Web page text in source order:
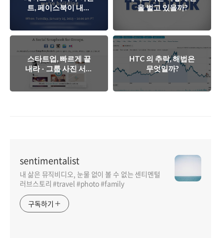
트, 페이스북이 내놓
을 새로운 무기는?
을 벌고 있을까?
스타트업, 빠르게 끝
내라 - 그룹 사진 서비
스 Irrive 서비스 종료
HTC 의 추락, 해법은
무엇일까?
sentimentalist
내 삶은 뮤직비디오, 눈물 없이 볼 수 없는 센티멘털
러브스토리 #travel #photo #family
구독하기